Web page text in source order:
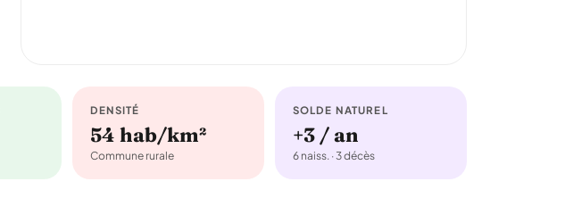
DENSITÉ
54 hab/km²
Commune rurale
SOLDE NATUREL
+3 / an
6 naiss. · 3 décès